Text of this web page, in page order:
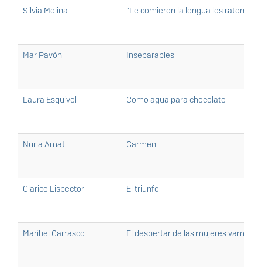
Silvia Molina "Le comieron la lengua los ratones",
Mar Pavón Inseparables
Laura Esquivel Como agua para chocolate
Nuria Amat Carmen
Clarice Lispector El triunfo
Maribel Carrasco El despertar de las mujeres vampiro